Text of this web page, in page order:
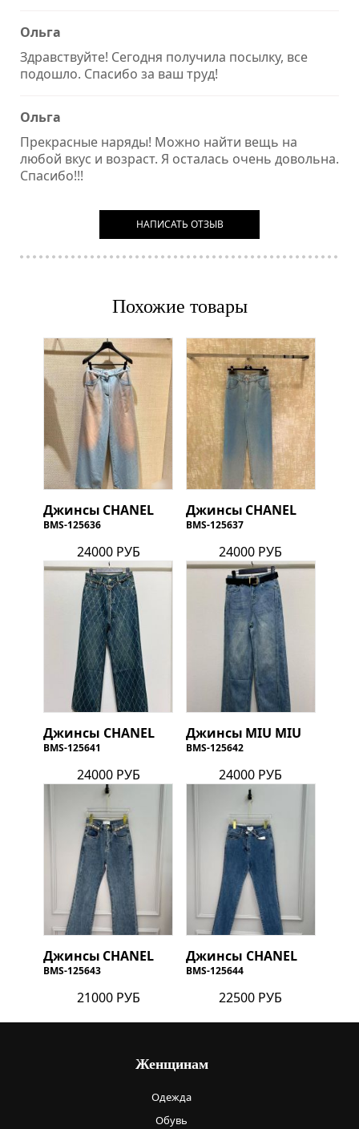
Ольга
Здравствуйте! Сегодня получила посылку, все
подошло. Спасибо за ваш труд!
Ольга
Прекрасные наряды! Можно найти вещь на
любой вкус и возраст. Я осталась очень довольна.
Спасибо!!!
НАПИСАТЬ ОТЗЫВ
Похожие товары
Джинсы CHANEL
BMS-125636
24000 РУБ
Джинсы CHANEL
BMS-125637
24000 РУБ
Джинсы CHANEL
BMS-125641
24000 РУБ
Джинсы MIU MIU
BMS-125642
24000 РУБ
Джинсы CHANEL
BMS-125643
21000 РУБ
Джинсы CHANEL
BMS-125644
22500 РУБ
Женщинам
Одежда
Обувь